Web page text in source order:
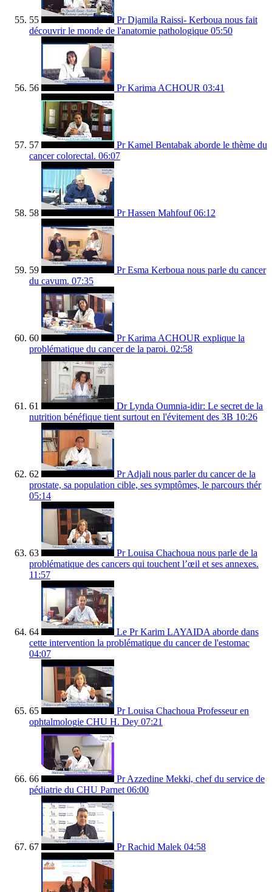
55
Pr Djamila Raissi- Kerboua nous fait
découvrir le monde de l'anatomie pathologique 05:50
56 Pr Karima ACHOUR 03:41
57
Pr Kamel Bentabak aborde le thème du
cancer colorectal. 06:07
58 Pr Hassen Mahfouf 06:12
59
Pr Esma Kerboua nous parle du cancer
du cavum. 07:35
60
Pr Karima ACHOUR explique la
problématique du cancer de la paroi. 02:58
61
Dr Lynda Oumnia-idir: Le secret de la
nutrition bénéfique tient surtout en l'évitement des 3B 10:26
62
Pr Adjali nous parler du cancer de la
prostate, sa population cible, ses symptômes, le parcours thér
05:14
63
Pr Louisa Chachoua nous parle de la
problématique des cancers qui touchent l’œil et ses annexes.
11:57
64
Le Pr Karim LAYAIDA aborde dans
cette intervention la problématique du cancer de l'estomac
04:07
65
Pr Louisa Chachoua Professeur en
ophtalmologie CHU H. Dey 07:21
66
Pr Azzedine Mekki, chef du service de
pédiatrie du CHU Parnet 06:00
67 Pr Rachid Malek 04:58